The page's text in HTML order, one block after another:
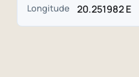
Longitude 20.251982 E